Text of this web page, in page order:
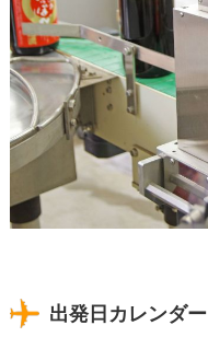
出発日カレンダー